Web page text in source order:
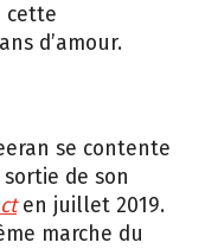
cette
d’amour.
se contente
de son
en juillet 2019.
marche du